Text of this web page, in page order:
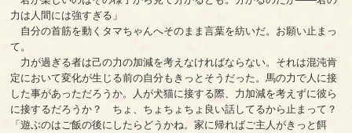
力は人間には強すぎる」
自分の首筋を動くタマちゃんへそのまま言葉を紡いだ。お願い止まっ
て。
力が過ぎる者は己の力の加減を考えなければならない。それは混沌肯
定において変化が生じる前の自分もきっとそうだった。馬の力で人に接
した事があっただろうか。人が犬猫に接する際、力加減を考えずに彼ら
に接するだろうか？ ちょ、ちょちょちょ良い話してるから止まって？
「遊ぶのはご飯の後にしたらどうかね。家に帰ればご主人がきっと餌